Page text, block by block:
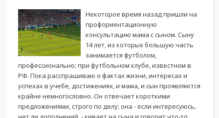
Некоторое время назад пришли на
профориентационную
консультацию мама с сыном. Сыну
14 лет, из которых большую часть
занимается футболом,
профессионально; при футбольном клубе, известном в
РФ. Пока расспрашиваю о фактах жизни, интересах и
успехах в учебе, достижениях, и мама, и сын проявляются
крайне немногословно. Он отвечает короткими
предложениями, строго по делу; она - если интересуюсь,